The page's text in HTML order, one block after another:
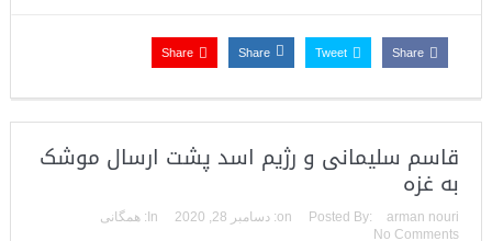
Share
Tweet
Share
Share
قاسم سلیمانی و رژیم اسد پشت ارسال موشک
به غزه
Posted By: arman nouri
on: دسامبر 28, 2020 In:
همگانی
No Comments